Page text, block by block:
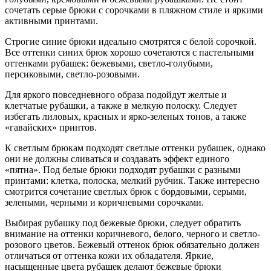
сочетать серые брюки с сорочками в пляжном стиле и яркими
активными принтами.
Строгие синие брюки идеально смотрятся с белой сорочкой.
Все оттенки синих брюк хорошо сочетаются с пастельными
оттенками рубашек: бежевыми, светло-голубыми,
персиковыми, светло-розовыми.
Для яркого повседневного образа подойдут желтые и
клетчатые рубашки, а также в мелкую полоску. Следует
избегать лиловых, красных и ярко-зеленых тонов, а также
«гавайских» принтов.
К светлым брюкам подходят светлые оттенки рубашек, однако
они не должны сливаться и создавать эффект единого
«пятна». Под белые брюки подходят рубашки с разными
принтами: клетка, полоска, мелкий рубчик. Также интересно
смотрится сочетание светлых брюк с бордовыми, серыми,
зелеными, черными и коричневыми сорочками.
Выбирая рубашку под бежевые брюки, следует обратить
внимание на оттенки коричневого, белого, черного и светло-
розового цветов. Бежевый оттенок брюк обязательно должен
отличаться от оттенка кожи их обладателя. Яркие,
насыщенные цвета рубашек делают бежевые брюки